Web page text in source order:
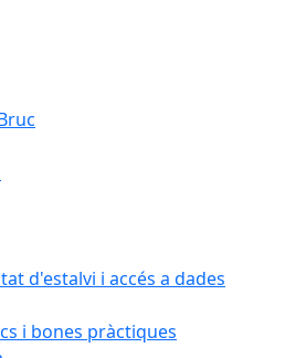
d'estalvi i accés a dades
i bones pràctiques